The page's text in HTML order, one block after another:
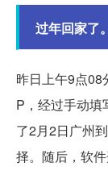
过年回家了
昨日上午9点08
P，经过手动填
了2月2日广州
择。随后，软